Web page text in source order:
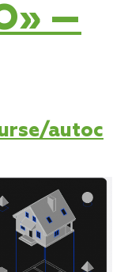
—
autoc